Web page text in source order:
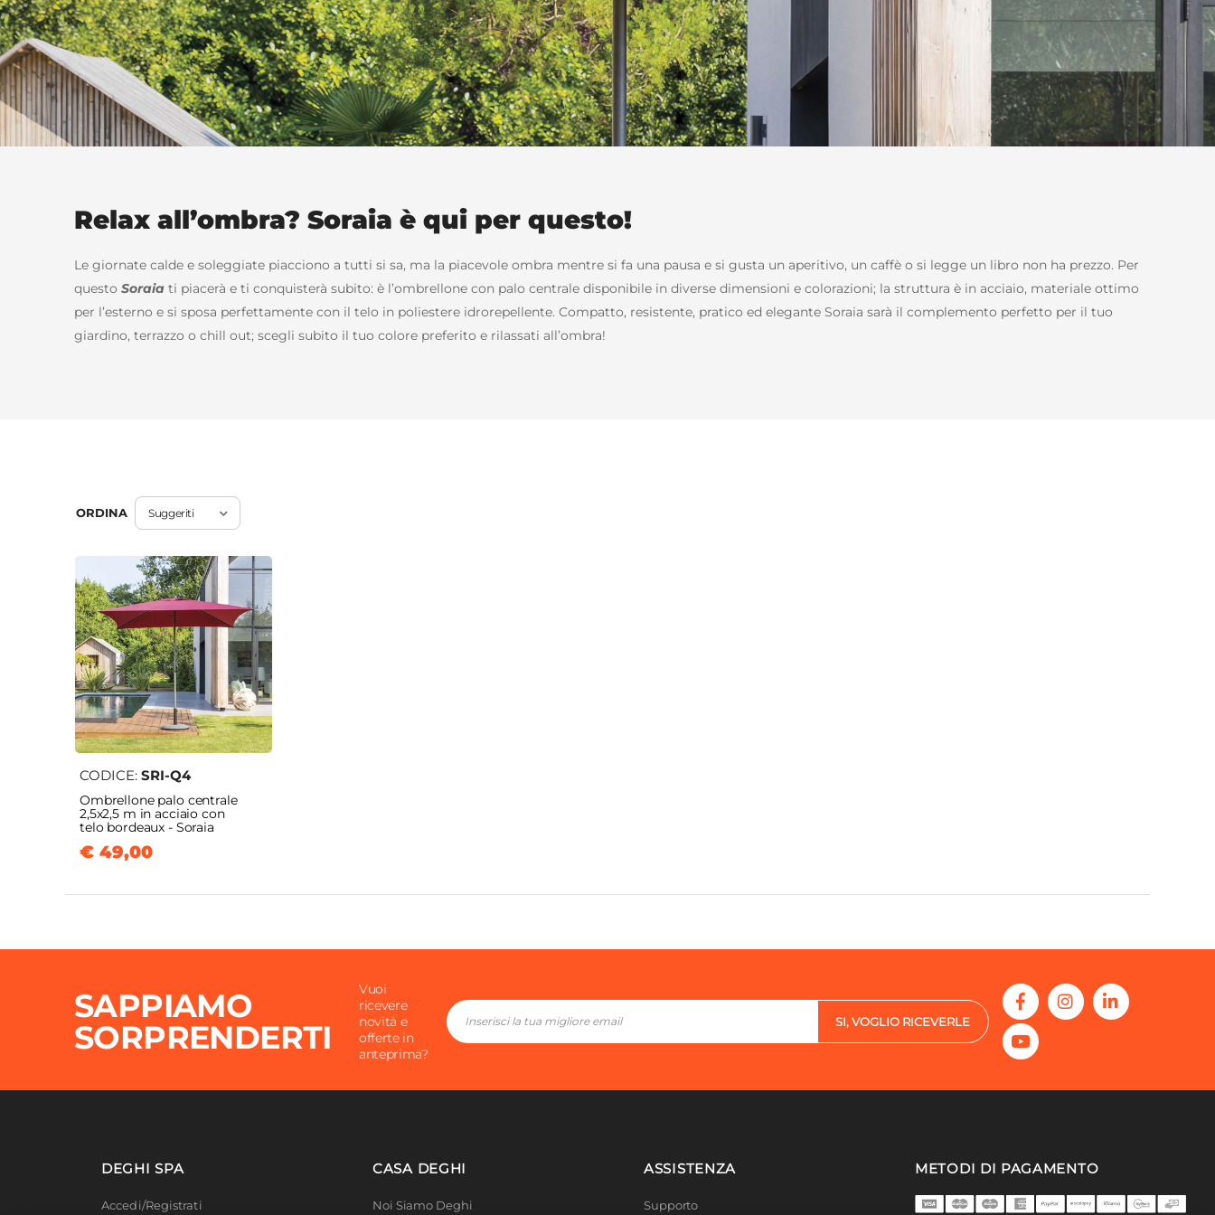
Relax all’ombra? Soraia è qui per questo!
Le giornate calde e soleggiate piacciono a tutti si sa, ma la piacevole ombra mentre si fa una pausa e si gusta un aperitivo, un caffè o si legge un libro non ha prezzo. Per
questo Soraia ti piacerà e ti conquisterà subito: è l’ombrellone con palo centrale disponibile in diverse dimensioni e colorazioni; la struttura è in acciaio, materiale ottimo
per l’esterno e si sposa perfettamente con il telo in poliestere idrorepellente. Compatto, resistente, pratico ed elegante Soraia sarà il complemento perfetto per il tuo
giardino, terrazzo o chill out; scegli subito il tuo colore preferito e rilassati all’ombra!
ORDINA
CODICE: SRI-Q4
Ombrellone palo centrale
2,5x2,5 m in acciaio con
telo bordeaux - Soraia
€ 49,00
SAPPIAMO
SORPRENDERTI
Vuoi
ricevere
novità e
offerte in
anteprima?
SI, VOGLIO RICEVERLE
DEGHI SPA
Accedi/Registrati
CASA DEGHI
Noi Siamo Deghi
ASSISTENZA
Supporto
METODI DI PAGAMENTO